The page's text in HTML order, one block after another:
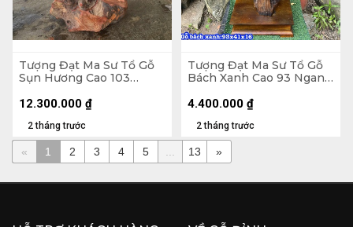
Tượng Đạt Ma Sư Tổ Gỗ
Sụn Hương Cao 103
2 tháng trước
12.300.000 ₫
Tượng Đạt Ma Sư Tổ Gỗ
Bách Xanh Cao 93 Ngang
2 tháng trước
4.400.000 ₫
« 1 2 3 4 5 13 »